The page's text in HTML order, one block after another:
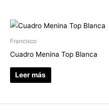
Francisco
Cuadro Menina Top Blanca
Leer más